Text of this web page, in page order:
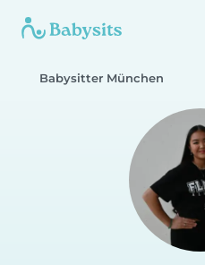
Babysitter München